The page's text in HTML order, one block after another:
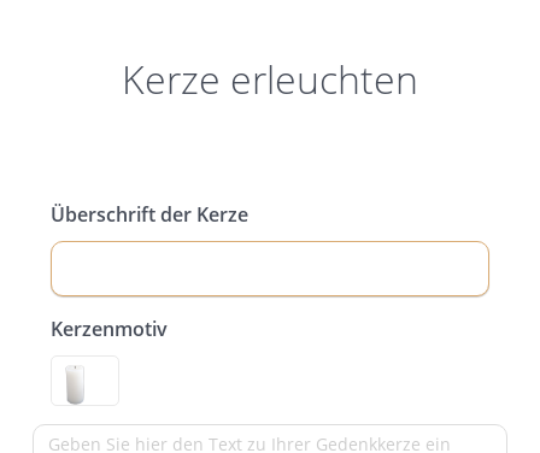
Kerze erleuchten
Überschrift der Kerze
Kerzenmotiv